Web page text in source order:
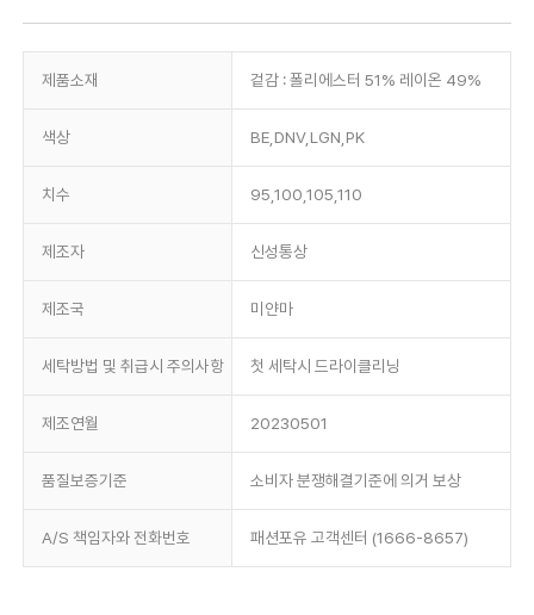
제품소재 겉감 : 폴리에스터 51% 레이온 49%
색상 BE,DNV,LGN,PK
치수 95,100,105,110
제조자 신성통상
제조국 미얀마
세탁방법 및 취급시 주의사항 첫 세탁시 드라이클리닝
제조연월 20230501
품질보증기준 소비자 분쟁해결기준에 의거 보상
A/S 책임자와 전화번호 패션포유 고객센터 (1666-8657)